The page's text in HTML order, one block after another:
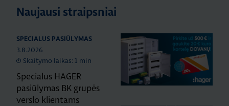
Naujausi straipsniai
SPECIALUS PASIŪLYMAS
3.8.2026
Skaitymo laikas: 1 min
Specialus HAGER
pasiūlymas BK grupės
verslo klientams